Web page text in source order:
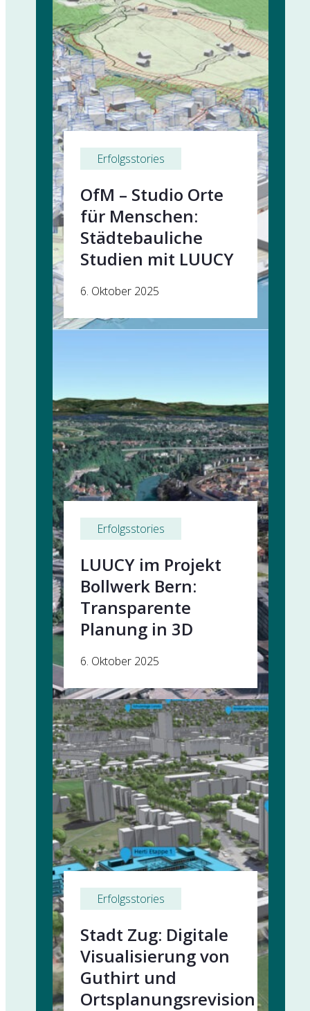
Erfolgsstories
OfM – Studio Orte
für Menschen:
Städtebauliche
Studien mit LUUCY
6. Oktober 2025
Erfolgsstories
LUUCY im Projekt
Bollwerk Bern:
Transparente
Planung in 3D
6. Oktober 2025
Erfolgsstories
Stadt Zug: Digitale
Visualisierung von
Guthirt und
Ortsplanungsrevision